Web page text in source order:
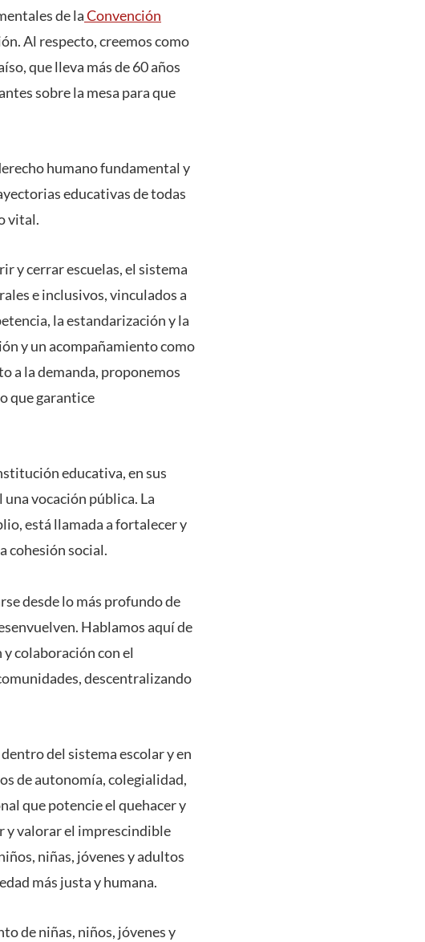
de laConvención
Al respecto, creemos como
que lleva más de 60 años
sobre la mesa para que
humano fundamental y
educativas de todas
vital.
y cerrar escuelas, el sistema
e inclusivos, vinculados a
la estandarización y la
y un acompañamiento como
a la demanda, proponemos
que garantice
educativa, en sus
vocación pública. La
está llamada a fortalecer y
cohesión social.
desde lo más profundo de
Hablamos aquí de
colaboración con el
descentralizando
del sistema escolar y en
de autonomía, colegialidad,
que potencie el quehacer y
y valorar el imprescindible
niñas, jóvenes y adultos
más justa y humana.
de niñas, niños, jóvenes y